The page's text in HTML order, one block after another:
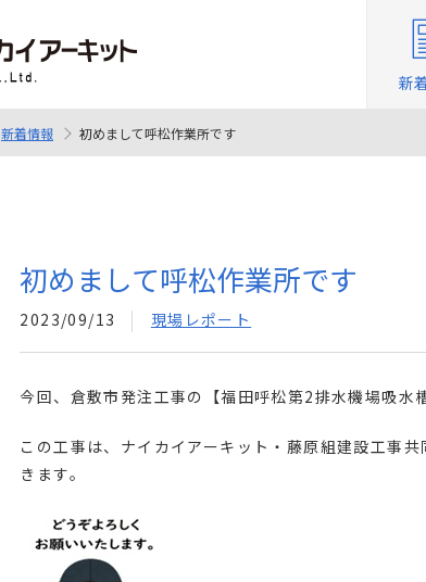
新
新着情報 初めまして呼松作業所です
初めまして呼松作業所です
2023/09/13 現場レポート
今回、倉敷市発注工事の【福田呼松第2排水機場吸水
この工事は、ナイカイアーキット・藤原組建設工事
きます。